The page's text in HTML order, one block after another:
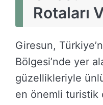
Rotaları
Giresun,
Bölgesi’nde yer
güzellikleriyle
en önemli turistik